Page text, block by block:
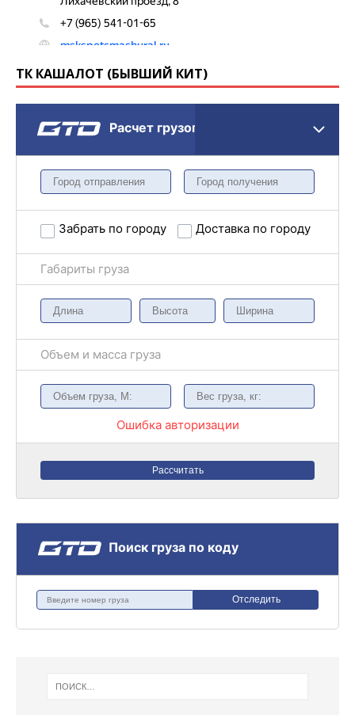
ТК КАШАЛОТ (БЫВШИЙ КИТ)
Расчет грузоперевозки
Забрать по городу Доставка по городу
Габариты груза
Объем и масса груза
Ошибка авторизации
Рассчитать
Поиск груза по коду
Отследить